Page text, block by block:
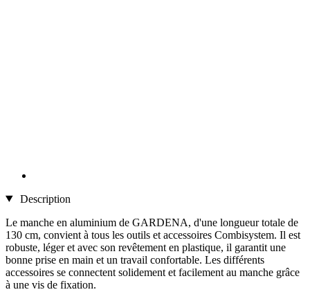
Description
Le manche en aluminium de GARDENA, d'une longueur totale de
130 cm, convient à tous les outils et accessoires Combisystem. Il est
robuste, léger et avec son revêtement en plastique, il garantit une
bonne prise en main et un travail confortable. Les différents
accessoires se connectent solidement et facilement au manche grâce
à une vis de fixation.